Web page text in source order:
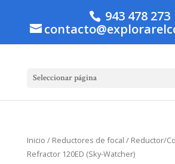
943 478 273
Seleccionar página
Inicio / Reductores de focal / Reductor/
Refractor 120ED (Sky-Watcher)